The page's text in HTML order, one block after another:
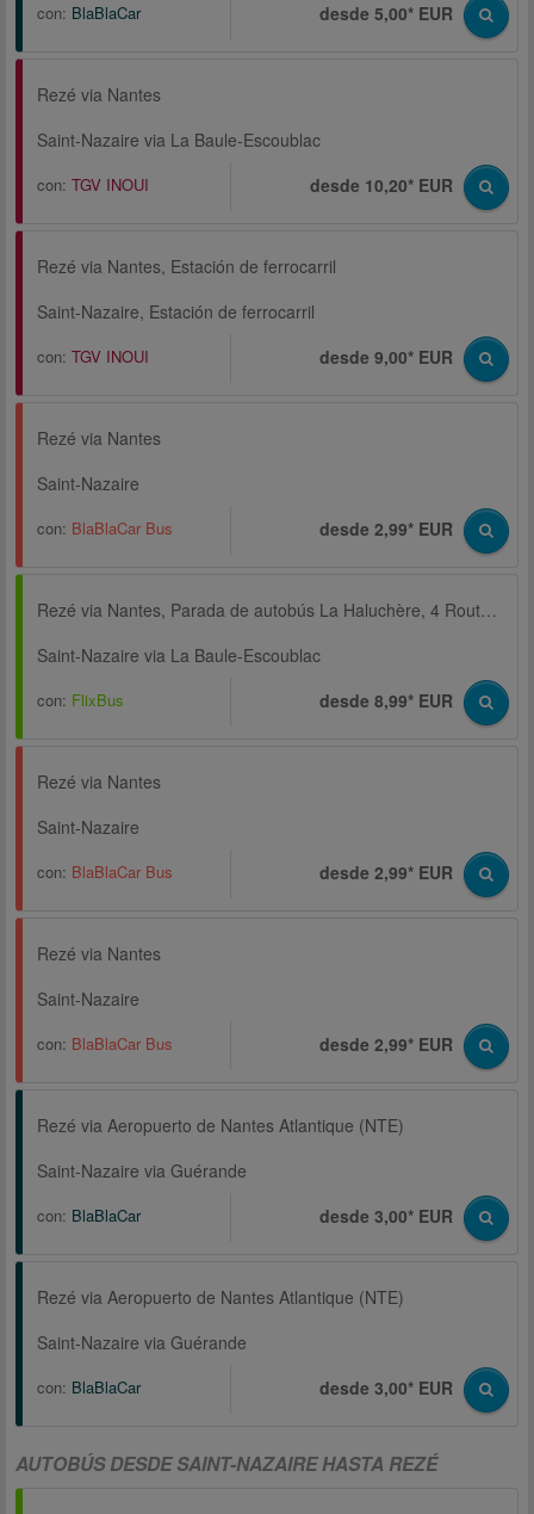
con: BlaBlaCar desde 5,00* EUR
Rezé via Nantes
Saint-Nazaire via La Baule-Escoublac
con: TGV INOUI desde 10,20* EUR
Rezé via Nantes, Estación de ferrocarril
Saint-Nazaire, Estación de ferrocarril
con: TGV INOUI desde 9,00* EUR
Rezé via Nantes
Saint-Nazaire
con: BlaBlaCar Bus desde 2,99* EUR
Rezé via Nantes, Parada de autobús La Haluchère, 4 Route de Paris
Saint-Nazaire via La Baule-Escoublac
con: FlixBus desde 8,99* EUR
Rezé via Nantes
Saint-Nazaire
con: BlaBlaCar Bus desde 2,99* EUR
Rezé via Nantes
Saint-Nazaire
con: BlaBlaCar Bus desde 2,99* EUR
Rezé via Aeropuerto de Nantes Atlantique (NTE)
Saint-Nazaire via Guérande
con: BlaBlaCar desde 3,00* EUR
Rezé via Aeropuerto de Nantes Atlantique (NTE)
Saint-Nazaire via Guérande
con: BlaBlaCar desde 3,00* EUR
AUTOBÚS DESDE SAINT-NAZAIRE HASTA REZÉ